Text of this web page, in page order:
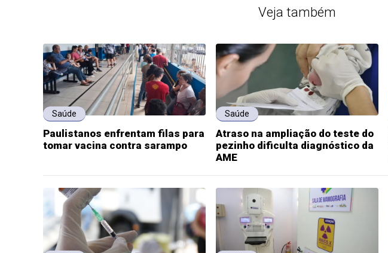
Veja também
Saúde
Paulistanos enfrentam filas para
tomar vacina contra sarampo
Saúde
Atraso na ampliação do teste do
pezinho dificulta diagnóstico da
AME